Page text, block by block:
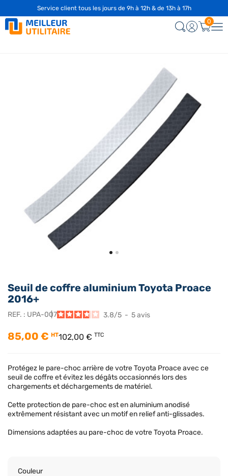
Seuil de coffre aluminium Toyota Proace
2016+
REF. : UPA-007 3.8/5 - 5avis
85,00 € HT102,00 € TTC
Protégez le pare-choc arrière de votre Toyota Proace avec ce
seuil de coffre et évitez les dégâts occasionnés lors des
chargements et déchargements de matériel.
Cette protection de pare-choc est en aluminium anodisé
extrêmement résistant avec un motif en relief anti-glissades.
Dimensions adaptées au pare-choc de votre Toyota Proace.
Couleur
Service client tous les jours de 9h à 12h & de 13h à 17h
0